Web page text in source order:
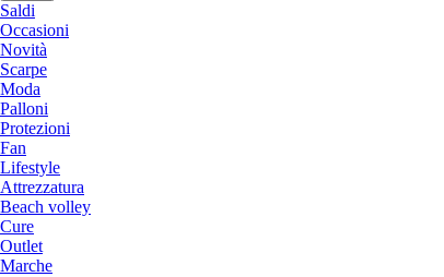
Saldi
Occasioni
Novità
Scarpe
Moda
Palloni
Protezioni
Fan
Lifestyle
Attrezzatura
Beach volley
Cure
Outlet
Marche